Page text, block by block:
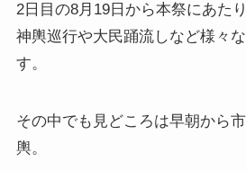
2日目の8月19日から本祭にあたり
神輿巡行や大民踊流しなど様々
す。
その中でも見どころは早朝から
輿。